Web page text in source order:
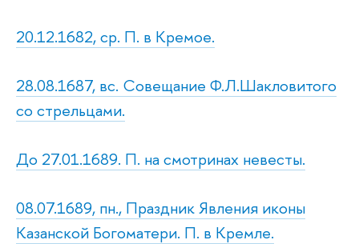
20.12.1682, ср. П. в Кремое.
28.08.1687, вс. Совещание Ф.Л.Шакловитого
со стрельцами.
До 27.01.1689. П. на смотринах невесты.
08.07.1689, пн., Праздник Явления иконы
Казанской Богоматери. П. в Кремле.